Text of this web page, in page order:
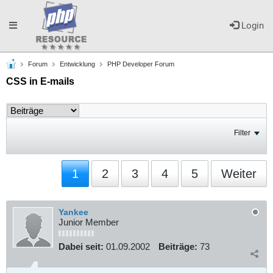
Login
Toggle
navigation
Forum Entwicklung PHP Developer Forum
CSS in E-mails
Filter
1 2 3 4 5 Weiter
Yankee
Junior Member
Dabei seit: 01.09.2002 Beiträge: 73